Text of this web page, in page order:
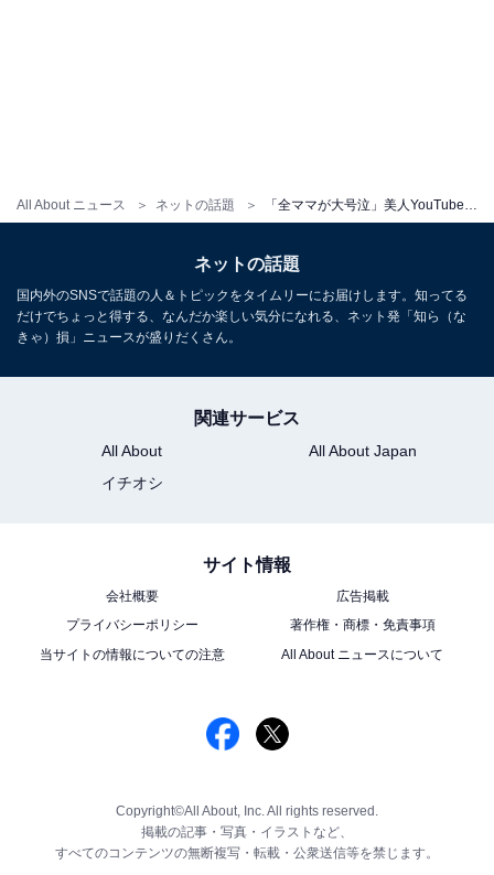
All About ニュース ネットの話題 「全ママが大号泣」美人YouTuber、娘との感動の瞬間を公開！ 「永久保存」「涙なしには見れない」
ネットの話題
国内外のSNSで話題の人＆トピックをタイムリーにお届けします。知ってる
だけでちょっと得する、なんだか楽しい気分になれる、ネット発「知ら（な
きゃ）損」ニュースが盛りだくさん。
関連サービス
All About
All About Japan
イチオシ
サイト情報
会社概要
広告掲載
プライバシーポリシー
著作権・商標・免責事項
当サイトの情報についての注意
All About ニュースについて
Copyright©All About, Inc. All rights reserved.
掲載の記事・写真・イラストなど、
すべてのコンテンツの無断複写・転載・公衆送信等を禁じます。